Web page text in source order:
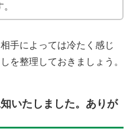
手によっては冷たく感じ
整理しておきましょう。
いたしました。ありが